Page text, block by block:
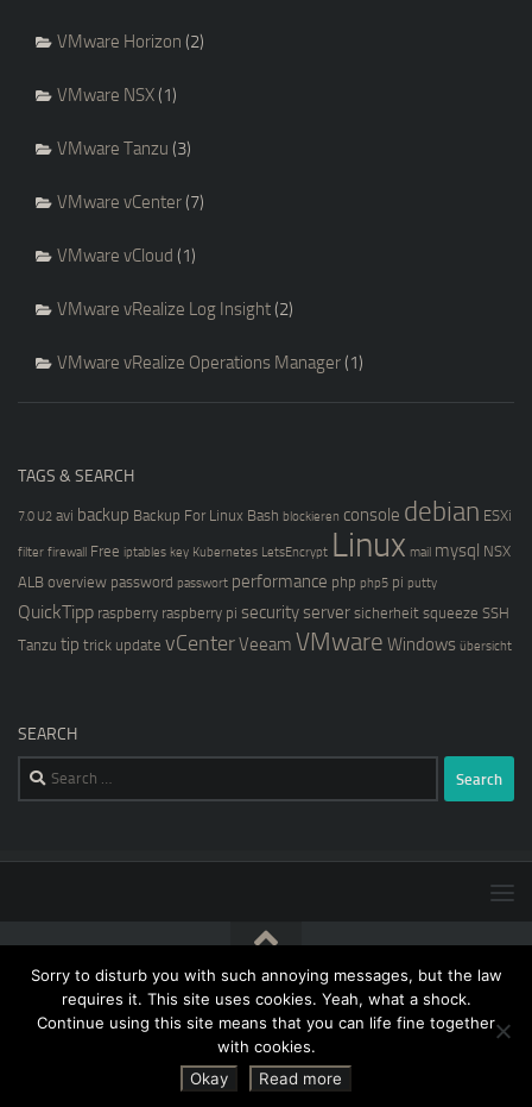
VMware Horizon (2)
VMware NSX(1)
VMware Tanzu (3)
VMware vCenter(7)
VMware vCloud (1)
VMware vRealize Log Insight(2)
VMware vRealize Operations Manager(1)
TAGS & SEARCH
7.0 U2 avi backup Backup For Linux Bash blockieren console debian ESXi
filter firewall Free iptables key Kubernetes LetsEncrypt Linux mail mysql NSX
ALB overview password passwort performance php php5 pi putty
QuickTipp raspberry raspberry pi securityserver sicherheit squeeze SSH
Tanzu tip trick update vCenterVeeam VMware Windows übersicht
SEARCH
Search
for:
[blog@kernstock.net]$ © 2026. All Rights Reserved.
Sorry to disturb you with such annoying messages, but the law
requires it. This site uses cookies. Yeah, what a shock.
Continue using this site means that you can life fine together
with cookies.
Okay
Read more